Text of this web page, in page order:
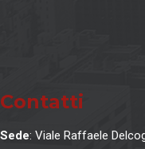
Contatti
Sede: Viale Raffaele